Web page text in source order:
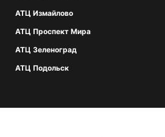
АТЦ Измайлово
АТЦ Проспект Мира
АТЦ Зеленоград
АТЦ Подольск